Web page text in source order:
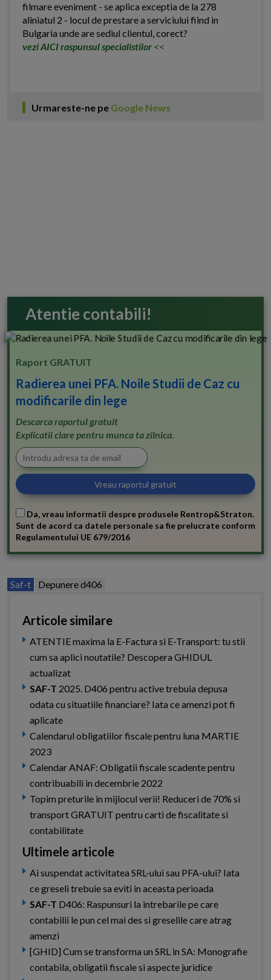
filmare eveniment - se aplica exceptia de la 278
aliniatul 2 - locul de prestare a serviciului fiind in
Bulgaria unde are sediul clientul, corect?
vezi AICI raspunsul specialistilor <<
Urmareste-ne pe Google News
Atentie contabili!
Raport GRATUIT
Radierea unei PFA. Noile Studii de Caz cu
modificarile din lege
Descarca raportul gratuit
Explicatii clare pentru munca ta zilnica.
Da, vreau informatii despre produsele Rentrop&Straton.
Sunt de acord ca datele personale sa fie prelucrate conform
Regulamentului UE 679/2016
Saf-t Depunere d406
Articole similare
ATENTIE maxima la E-Factura si E-Transport: tu stii
cum sa aplici noutatile? Descopera GHIDUL
actualizat
SAF-T 2025. D406 pentru active trebuia depusa
odata cu situatiile financiare? Iata ce amenzi pot fi
aplicate
Calendarul obligatiilor fiscale pentru luna MARTIE
2023
Calendar ANAF: Obligatii fiscale scadente pentru
contribuabili in decembrie 2022
Topim preturile in mijlocul verii! Reduceri de 70% si
transport GRATUIT pentru carti de fiscalitate si
contabilitate
Ultimele articole
Ai suspendat activitatea SRL-ului sau PFA-ului? Iata
ce greseli trebuie sa eviti in aceasta perioada
SAF-T D406: Raspunsuri la intrebarile pe care
contabilii le pun cel mai des si greselile care atrag
amenzi
[GHID] Cum se transforma un SRL in SA: Monografie
contabila, obligatii fiscale si aspecte juridice